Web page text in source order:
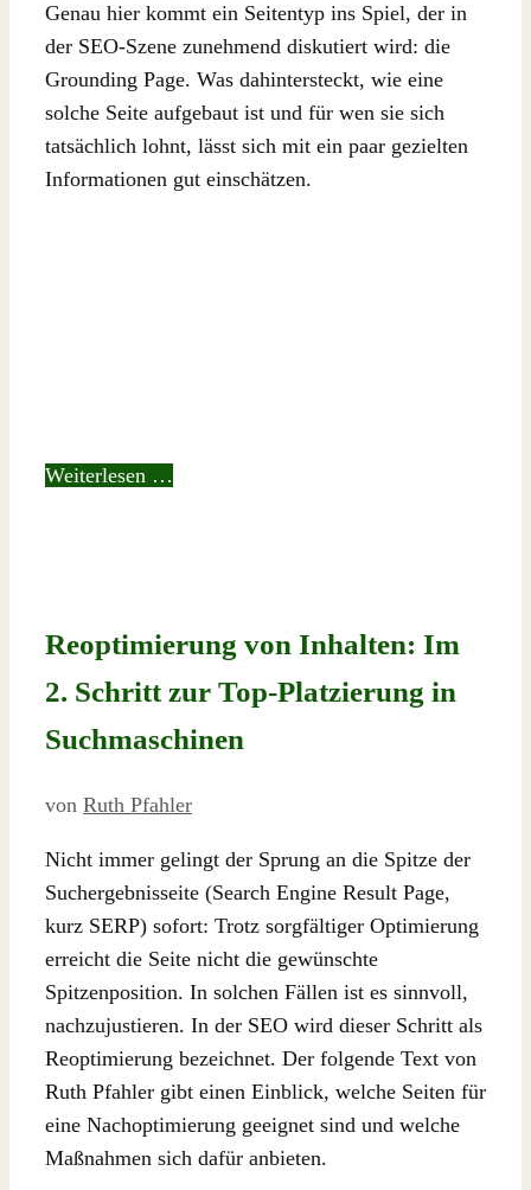
Genau hier kommt ein Seitentyp ins Spiel, der in
der SEO-Szene zunehmend diskutiert wird: die
Grounding Page. Was dahintersteckt, wie eine
solche Seite aufgebaut ist und für wen sie sich
tatsächlich lohnt, lässt sich mit ein paar gezielten
Informationen gut einschätzen.
Weiterlesen …
Reoptimierung von Inhalten: Im
2. Schritt zur Top-Platzierung in
Suchmaschinen
von Ruth Pfahler
Nicht immer gelingt der Sprung an die Spitze der
Suchergebnisseite (Search Engine Result Page,
kurz SERP) sofort: Trotz sorgfältiger Optimierung
erreicht die Seite nicht die gewünschte
Spitzenposition. In solchen Fällen ist es sinnvoll,
nachzujustieren. In der SEO wird dieser Schritt als
Reoptimierung bezeichnet. Der folgende Text von
Ruth Pfahler gibt einen Einblick, welche Seiten für
eine Nachoptimierung geeignet sind und welche
Maßnahmen sich dafür anbieten.